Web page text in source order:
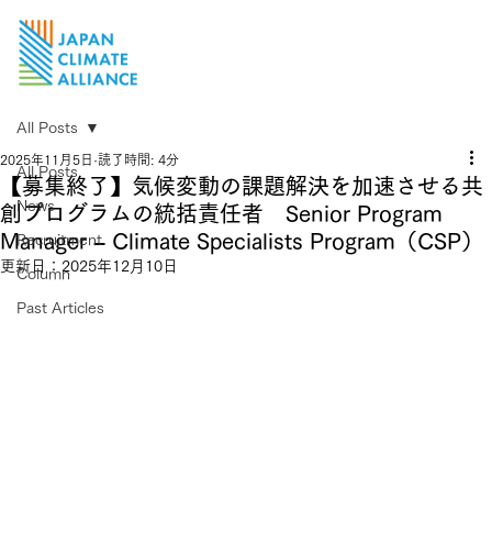
All Posts
News
Recruitment
Column
Past Articles
All Posts
【募集終了】気候変動の課題解決を加速させる共
創プログラムの統括責任者 Senior Program
Manager – Climate Specialists Program（CSP）
2025年11月5日 読了時間: 4分
更新日： 2025年12月10日